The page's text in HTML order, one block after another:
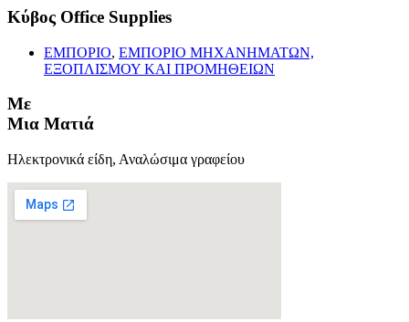
Κύβος Office Supplies
ΕΜΠΟΡΙΟ, ΕΜΠΟΡΙΟ ΜΗΧΑΝΗΜΑΤΩΝ,
ΕΞΟΠΛΙΣΜΟΥ ΚΑΙ ΠΡΟΜΗΘΕΙΩΝ
Με
Μια Ματιά
Ηλεκτρονικά είδη, Αναλώσιμα γραφείου